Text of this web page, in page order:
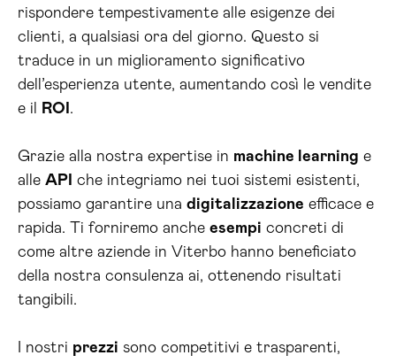
rispondere tempestivamente alle esigenze dei
clienti, a qualsiasi ora del giorno. Questo si
traduce in un miglioramento significativo
dell’esperienza utente, aumentando così le vendite
e il
ROI .
Grazie alla nostra expertise in machine learning e
alle API che integriamo nei tuoi sistemi esistenti,
possiamo garantire una digitalizzazione efficace e
rapida. Ti forniremo anche esempi concreti di
come altre aziende in Viterbo hanno beneficiato
della nostra consulenza ai, ottenendo risultati
tangibili.
I nostri prezzi sono competitivi e trasparenti,